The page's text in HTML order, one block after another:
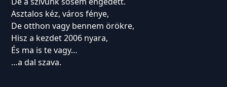
Asztalos kéz, város fénye,
De otthon vagy bennem örökre,
Hisz a kezdet 2006 nyara,
És ma is te vagy…
…a dal szava.